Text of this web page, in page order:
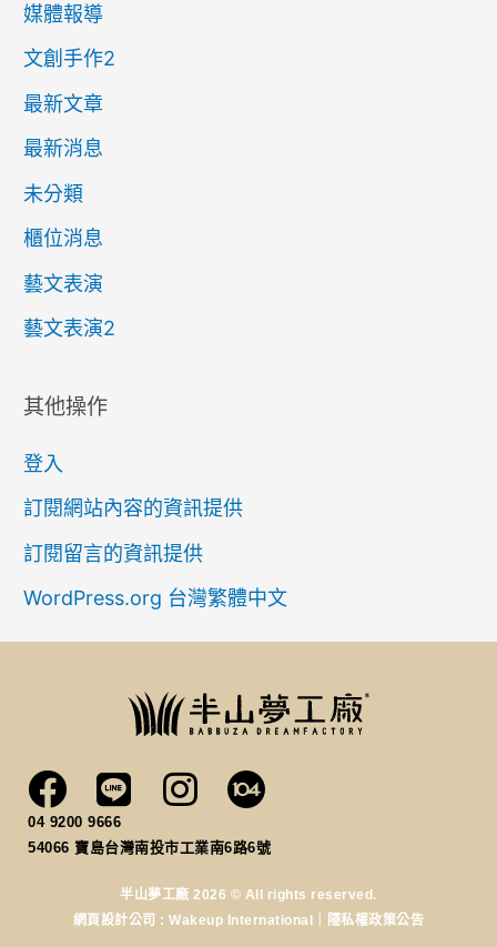
媒體報導
文創手作2
最新文章
最新消息
未分類
櫃位消息
藝文表演
藝文表演2
其他操作
登入
訂閱網站內容的資訊提供
訂閱留言的資訊提供
WordPress.org 台灣繁體中文
04 9200 9666
54066 寶島台灣南投市工業南6路6號
半山夢工廠 2026 © All rights reserved.
網頁設計公司 : Wakeup International｜ 隱私權政策公告